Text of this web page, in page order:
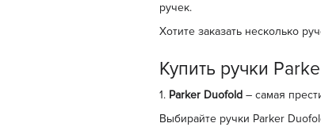
ручек.
Хотите заказать несколько
Купить ручки
1. Parker Duofold – самая
Выбирайте ручки Parker